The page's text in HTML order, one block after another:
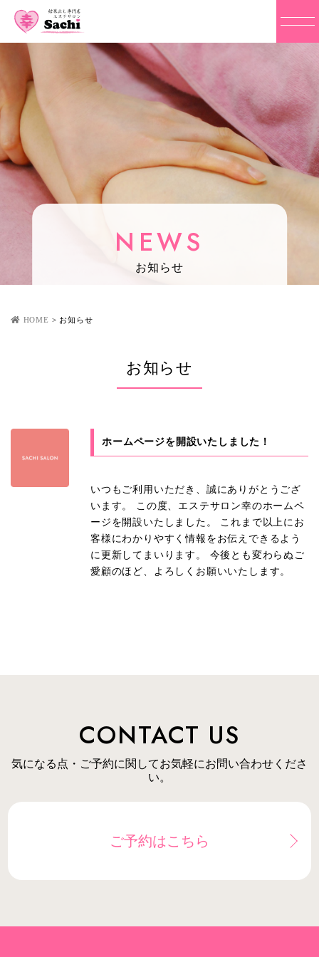
NEWS
お知らせ
HOME > お知らせ
お知らせ
ホームページを開設いたしました！
いつもご利用いただき、誠にありがとうござ
います。 この度、エステサロン幸のホームペ
ージを開設いたしました。 これまで以上にお
客様にわかりやすく情報をお伝えできるよう
に更新してまいります。 今後とも変わらぬご
愛顧のほど、よろしくお願いいたします。
CONTACT US
気になる点・ご予約に関してお気軽にお問い合わせくださ
い。
ご予約はこちら